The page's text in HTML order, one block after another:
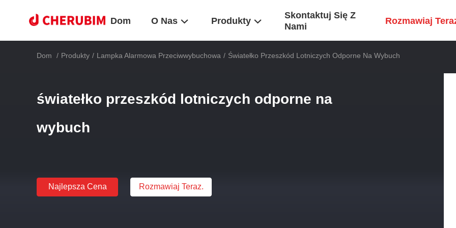
Dom O Nas Produkty
Skontaktuj Się Z
Nami
Rozmawiaj
Dom / Produkty / Lampka Alarmowa Przeciwwybuchowa / Światełko Przeszkód Lotniczych Odporne Na Wybuch
światełko przeszkód lotniczych odporne na
wybuch
Najlepsza Cena Rozmawiaj Teraz.